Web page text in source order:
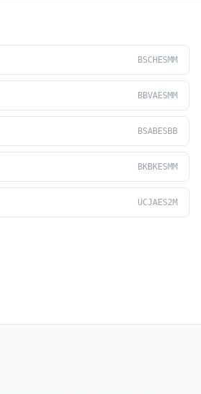
BSCHESMM
BBVAESMM
BSABESBB
BKBKESMM
UCJAES2M